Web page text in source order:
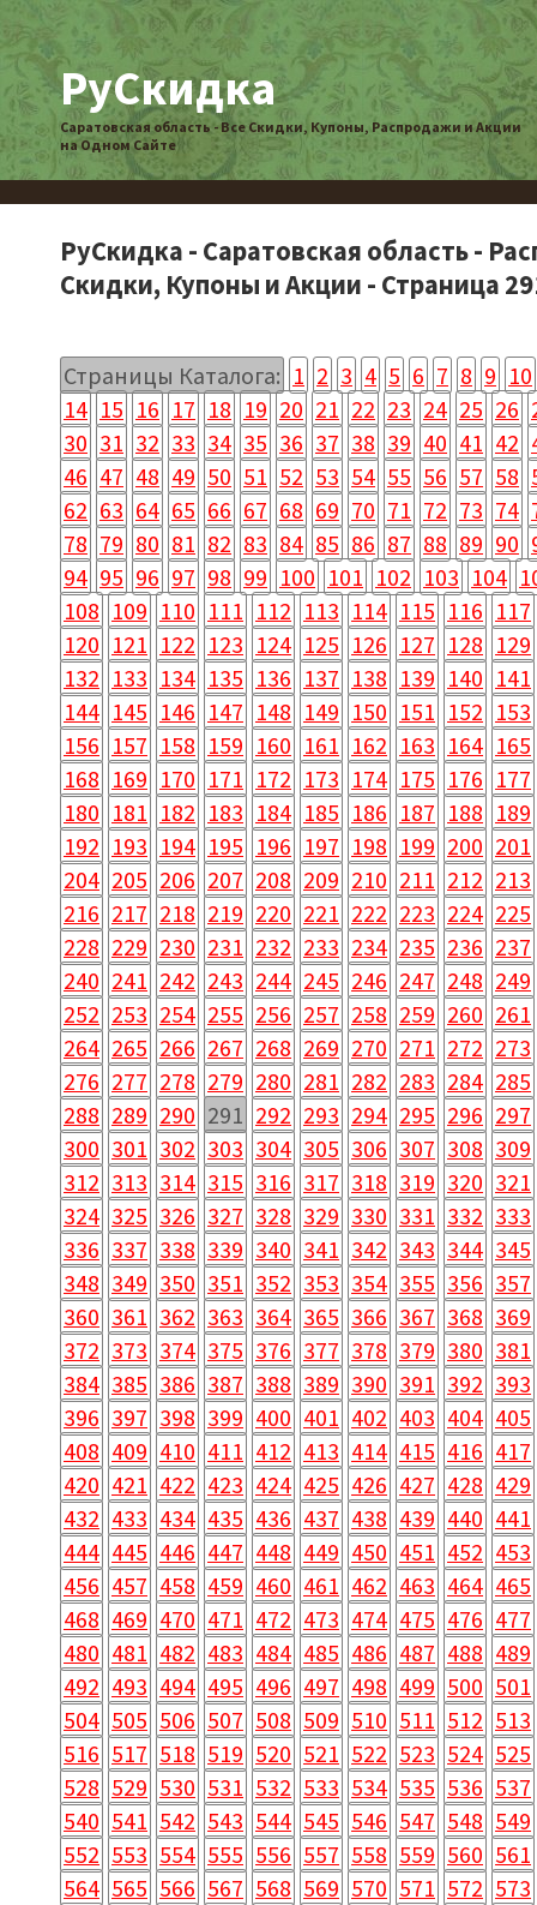
РуСкидка
Саратовская область - Все Скидки, Купоны, Распродажи и Акции
на Одном Сайте
РуСкидка - Саратовская область -
Скидки, Купоны и Акции - Страница
Страницы Каталога: 1 2 3 4 5 6 7 8 9 10
14 15 16 17 18 19 20 21 22 23 24 25 26
30 31 32 33 34 35 36 37 38 39 40 41 42
46 47 48 49 50 51 52 53 54 55 56 57 58
62 63 64 65 66 67 68 69 70 71 72 73 74
78 79 80 81 82 83 84 85 86 87 88 89 90
94 95 96 97 98 99 100 101 102 103 104
108 109 110 111 112 113 114 115 116 117
120 121 122 123 124 125 126 127 128 129
132 133 134 135 136 137 138 139 140 141
144 145 146 147 148 149 150 151 152 153
156 157 158 159 160 161 162 163 164 165
168 169 170 171 172 173 174 175 176 177
180 181 182 183 184 185 186 187 188 189
192 193 194 195 196 197 198 199 200 201
204 205 206 207 208 209 210 211 212 213
216 217 218 219 220 221 222 223 224 225
228 229 230 231 232 233 234 235 236 237
240 241 242 243 244 245 246 247 248 249
252 253 254 255 256 257 258 259 260 261
264 265 266 267 268 269 270 271 272 273
276 277 278 279 280 281 282 283 284 285
288 289 290 291 292 293 294 295 296 297
300 301 302 303 304 305 306 307 308 309
312 313 314 315 316 317 318 319 320 321
324 325 326 327 328 329 330 331 332 333
336 337 338 339 340 341 342 343 344 345
348 349 350 351 352 353 354 355 356 357
360 361 362 363 364 365 366 367 368 369
372 373 374 375 376 377 378 379 380 381
384 385 386 387 388 389 390 391 392 393
396 397 398 399 400 401 402 403 404 405
408 409 410 411 412 413 414 415 416 417
420 421 422 423 424 425 426 427 428 429
432 433 434 435 436 437 438 439 440 441
444 445 446 447 448 449 450 451 452 453
456 457 458 459 460 461 462 463 464 465
468 469 470 471 472 473 474 475 476 477
480 481 482 483 484 485 486 487 488 489
492 493 494 495 496 497 498 499 500 501
504 505 506 507 508 509 510 511 512 513
516 517 518 519 520 521 522 523 524 525
528 529 530 531 532 533 534 535 536 537
540 541 542 543 544 545 546 547 548 549
552 553 554 555 556 557 558 559 560 561
564 565 566 567 568 569 570 571 572 573